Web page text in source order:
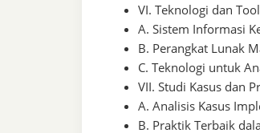
VI. Teknologi dan
A. Sistem Informasi
B. Perangkat Lunak
C. Teknologi untuk
VII. Studi Kasus dan
A. Analisis Kasus
B. Praktik Terbaik